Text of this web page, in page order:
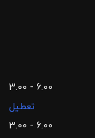
3.00 - 6.00
تعطیل
3.00 - 6.00